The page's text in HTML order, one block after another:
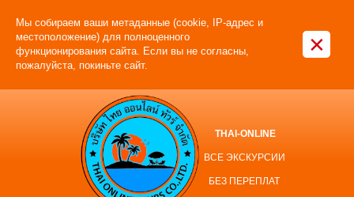
Мы собираем ваши метаданные (cookie, IP-адрес и
местоположение) для полноценного
функционирования сайта. Если вы не согласны,
пожалуйста, покиньте сайт.
×
THAI-ONLINE
ВСЕ ЭКСКУРСИИ
БЕЗ ПЕРЕПЛАТ